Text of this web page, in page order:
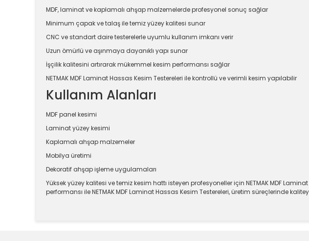
MDF, laminat ve kaplamalı ahşap malzemelerde profesyonel sonuç sağlar
Minimum çapak ve talaş ile temiz yüzey kalitesi sunar
CNC ve standart daire testerelerle uyumlu kullanım imkanı verir
Uzun ömürlü ve aşınmaya dayanıklı yapı sunar
İşçilik kalitesini artırarak mükemmel kesim performansı sağlar
NETMAK MDF Laminat Hassas Kesim Testereleri ile kontrollü ve verimli kesim yapılabilir
Kullanım Alanları
MDF panel kesimi
Laminat yüzey kesimi
Kaplamalı ahşap malzemeler
Mobilya üretimi
Dekoratif ahşap işleme uygulamaları
Yüksek yüzey kalitesi ve temiz kesim hattı isteyen profesyoneller için NETMAK MDF
performansı ile NETMAK MDF Laminat Hassas Kesim Testereleri, üretim süreçlerinde